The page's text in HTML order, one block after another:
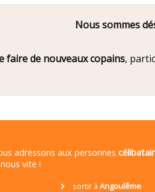
Nous sommes
faire de nouveaux copains,
adressons aux personnes
vite !
sortir à Angoulême